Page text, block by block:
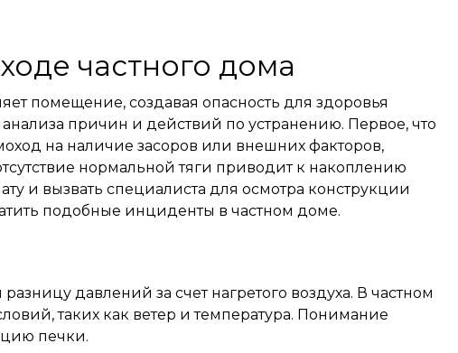
частного дома
помещение, создавая опасность для здоровья
причин и действий по устранению. Первое, что
на наличие засоров или внешних факторов,
нормальной тяги приводит к накоплению
и вызвать специалиста для осмотра конструкции
подобные инциденты в частном доме.
давлений за счет нагретого воздуха. В частном
таких как ветер и температура. Понимание
печки.